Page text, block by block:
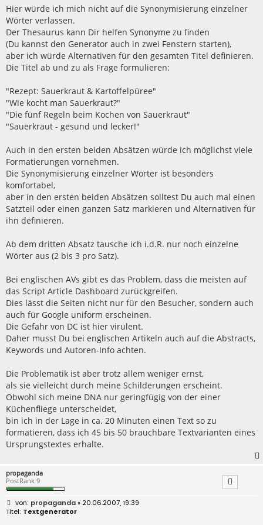
Hier würde ich mich nicht auf die Synonymisierung einzelner
Wörter verlassen.
Der Thesaurus kann Dir helfen Synonyme zu finden
(Du kannst den Generator auch in zwei Fenstern starten),
aber ich würde Alternativen für den gesamten Titel definieren.
Die Titel ab und zu als Frage formulieren:
"Rezept: Sauerkraut & Kartoffelpüree"
"Wie kocht man Sauerkraut?"
"Die fünf Regeln beim Kochen von Sauerkraut"
"Sauerkraut - gesund und lecker!"
Auch in den ersten beiden Absätzen würde ich möglichst viele
Formatierungen vornehmen.
Die Synonymisierung einzelner Wörter ist besonders
komfortabel,
aber in den ersten beiden Absätzen solltest Du auch mal einen
Satzteil oder einen ganzen Satz markieren und Alternativen für
ihn definieren.
Ab dem dritten Absatz tausche ich i.d.R. nur noch einzelne
Wörter aus (2 bis 3 pro Satz).
Bei englischen AVs gibt es das Problem, dass die meisten auf
das Script Article Dashboard zurückgreifen.
Dies lässt die Seiten nicht nur für den Besucher, sondern auch
auch für Google uniform erscheinen.
Die Gefahr von DC ist hier virulent.
Daher musst Du bei englischen Artikeln auch auf die Abstracts,
Keywords und Autoren-Info achten.
Die Problematik ist aber trotz allem weniger ernst,
als sie vielleicht durch meine Schilderungen erscheint.
Obwohl sich meine DNA nur geringfügig von der einer
Küchenfliege unterscheidet,
bin ich in der Lage in ca. 20 Minuten einen Text so zu
formatieren, dass ich 45 bis 50 brauchbare Textvarianten eines
Ursprungstextes erhalte.
propaganda
PostRank 9
B
e
propaganda» 20.06.2007, 19:39
Textgenerator